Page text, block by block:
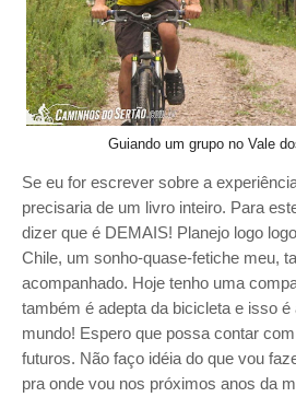
Guiando um grupo no Vale
Se eu for escrever sobre a
precisaria de um livro inteiro. Para
dizer que é DEMAIS! Planejo logo
Chile, um sonho-quase-fetiche meu,
acompanhado. Hoje tenho uma
também é adepta da bicicleta e isso
mundo! Espero que possa contar
futuros. Não faço idéia do que vou
pra onde vou nos próximos anos da